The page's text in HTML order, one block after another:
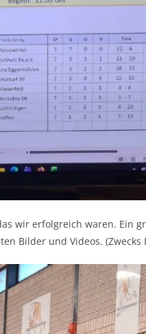
wir erfolgreich waren. Ein
Bilder und Videos. (Zwecks